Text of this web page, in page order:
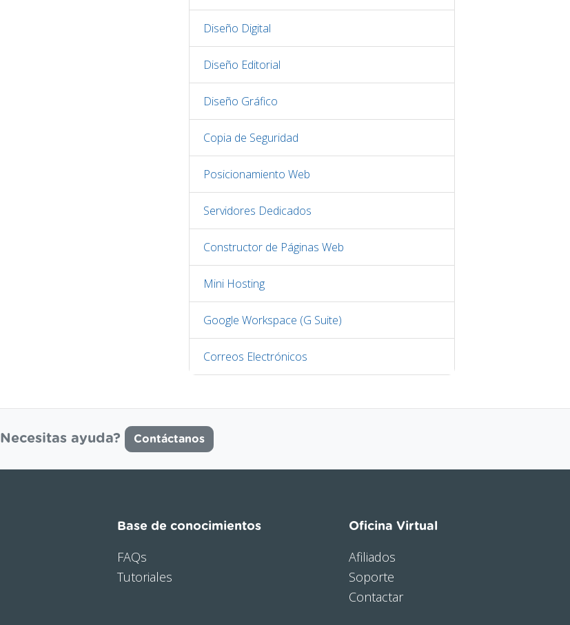
Diseño Digital
Diseño Editorial
Diseño Gráfico
Copia de Seguridad
Posicionamiento Web
Servidores Dedicados
Constructor de Páginas Web
Mini Hosting
Google Workspace (G Suite)
Correos Electrónicos
Necesitas ayuda? Contáctanos
Base de conocimientos
FAQs
Tutoriales
Oficina Virtual
Afiliados
Soporte
Contactar